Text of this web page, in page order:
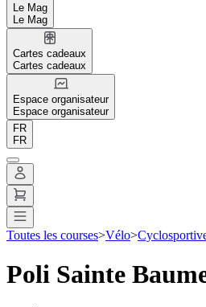
Le Mag
Le Mag
Cartes cadeaux
Cartes cadeaux
Espace organisateur
Espace organisateur
FR
FR
Toutes les courses>Vélo>
Poli Sainte